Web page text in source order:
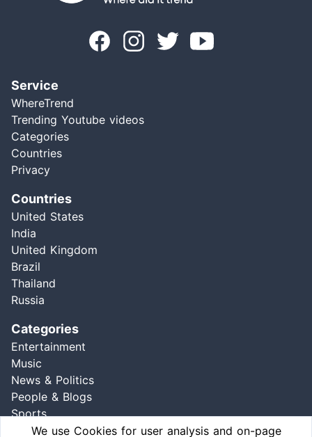
Service
WhereTrend
Trending Youtube videos
Categories
Countries
Privacy
Countries
United States
India
United Kingdom
Brazil
Thailand
Russia
Categories
Entertainment
Music
News & Politics
People & Blogs
Sports
Comedy
We use Cookies for user analysis and on-page